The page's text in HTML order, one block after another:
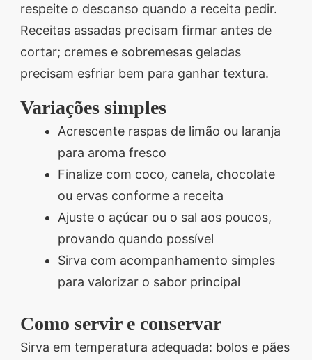
respeite o descanso quando a receita pedir.
Receitas assadas precisam firmar antes de
cortar; cremes e sobremesas geladas
precisam esfriar bem para ganhar textura.
Variações simples
Acrescente raspas de limão ou laranja
para aroma fresco
Finalize com coco, canela, chocolate
ou ervas conforme a receita
Ajuste o açúcar ou o sal aos poucos,
provando quando possível
Sirva com acompanhamento simples
para valorizar o sabor principal
Como servir e conservar
Sirva em temperatura adequada: bolos e pães